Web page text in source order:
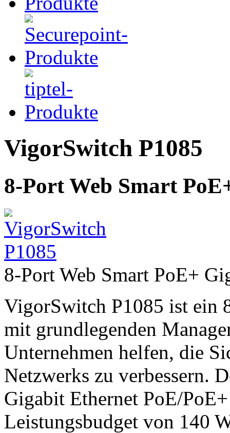
VigorSwitch P1085
8-Port Web Smart
8-Port Web Smart PoE+
VigorSwitch P1085 ist ein
mit grundlegenden
Unternehmen helfen, die
Netzwerks zu verbessern.
Gigabit Ethernet PoE/
Leistungsbudget von 140